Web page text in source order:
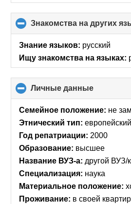
Знакомства на других
Знание языков: русский
Ищу знакомства на языках:
Личные данные
to
collapse
contents
Семейное положение: не
Этнический тип: европейский
Год репатриации: 2000
Образование: высшее
Название ВУЗ-а: другой ВУЗ/
Специализация: наука
Материальное положение:
Проживание: в своей